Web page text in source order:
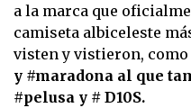
a la marca que
camiseta albiceleste
visten y vistieron, como
y #maradona al que
#pelusa y # D10S.